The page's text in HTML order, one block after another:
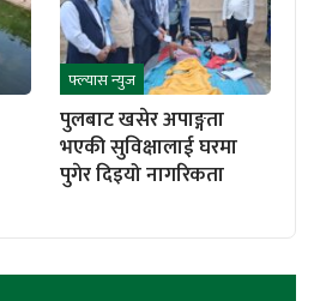
फ्ल्यास न्युज
पुलबाट खसेर अपाङ्गता
भएकी सुविक्षालाई घरमा
पुगेर दिइयो नागरिकता